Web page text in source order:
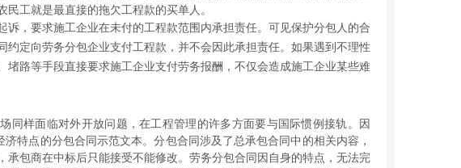
农民工就是最直接的拖欠工程款的买单人。
，要求施工企业在未付的工程款范围内承担责任。可见保护分包人的合
定向劳务分包企业支付工程款，并不会因此承担责任。如果遇到不理性
路等手段直接要求施工企业支付劳务报酬，不仅会造成施工企业某些难
同样面临对外开放问题，在工程管理的许多方面要与国际惯例接轨。因
特点的分包合同示范文本。分包合同涉及了总承包合同中的相关内容，
包商在中标后只能接受不能修改。劳务分包合同因自身的特点，无法完